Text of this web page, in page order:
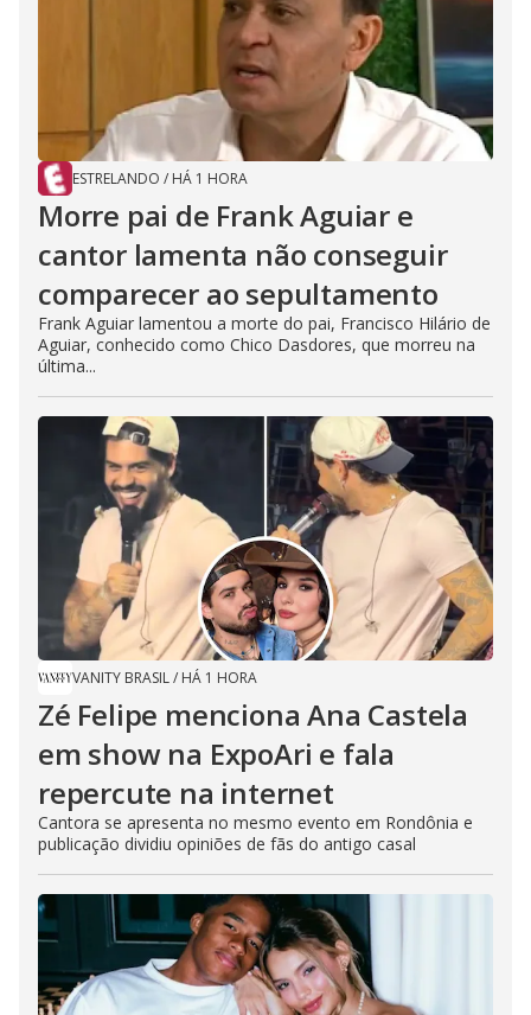
ESTRELANDO / HÁ 1 HORA
Morre pai de Frank Aguiar e
cantor lamenta não conseguir
comparecer ao sepultamento
Frank Aguiar lamentou a morte do pai, Francisco Hilário de
Aguiar, conhecido como Chico Dasdores, que morreu na
última...
VANITY BRASIL/ HÁ 1 HORA
Zé Felipe menciona Ana Castela
em show na ExpoAri e fala
repercute na internet
Cantora se apresenta no mesmo evento em Rondônia e
publicação dividiu opiniões de fãs do antigo casal